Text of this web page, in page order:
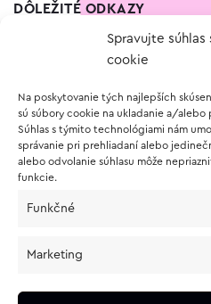
Spravujte súhlas
cookie
Na poskytovanie tých najlepších
sú súbory cookie na ukladanie a/alebo
Súhlas s týmito technológiami nám
správanie pri prehliadaní alebo
alebo odvolanie súhlasu môže
funkcie.
Funkčné
Marketing
DÔLEŽITÉ ODKAZY
Vernostný program
O NÁKUPE
Vrátenie a reklamácia tovaru